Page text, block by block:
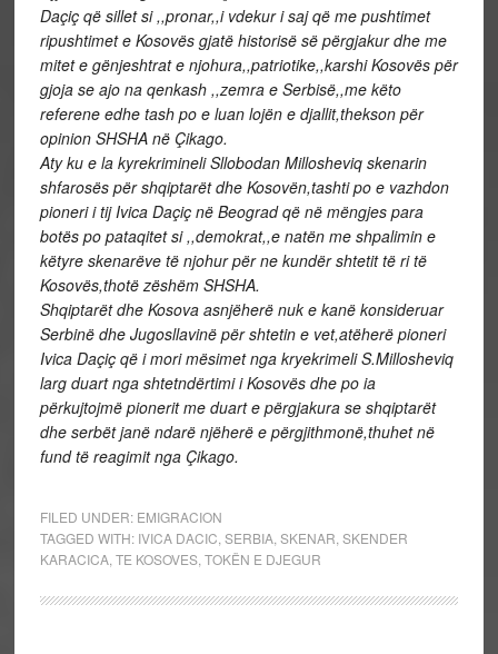
Daçiç që sillet si ,,pronar,,i vdekur i saj që me pushtimet
ripushtimet e Kosovës gjatë historisë së përgjakur dhe me
mitet e gënjeshtrat e njohura,,patriotike,,karshi Kosovës për
gjoja se ajo na qenkash ,,zemra e Serbisë,,me këto
referene edhe tash po e luan lojën e djallit,thekson për
opinion SHSHA në Çikago.
Aty ku e la kyrekrimineli Sllobodan Millosheviq skenarin
shfarosës për shqiptarët dhe Kosovën,tashti po e vazhdon
pioneri i tij Ivica Daçiç në Beograd që në mëngjes para
botës po pataqitet si ,,demokrat,,e natën me shpalimin e
këtyre skenarëve të njohur për ne kundër shtetit të ri të
Kosovës,thotë zëshëm SHSHA.
Shqiptarët dhe Kosova asnjëherë nuk e kanë konsideruar
Serbinë dhe Jugosllavinë për shtetin e vet,atëherë pioneri
Ivica Daçiç që i mori mësimet nga kryekrimeli S.Millosheviq
larg duart nga shtetndërtimi i Kosovës dhe po ia
përkujtojmë pionerit me duart e përgjakura se shqiptarët
dhe serbët janë ndarë njëherë e përgjithmonë,thuhet në
fund të reagimit nga Çikago.
FILED UNDER: EMIGRACION
TAGGED WITH: IVICA DACIC SERBIA, SKENAR SKENDER
KARACICA, TE KOSOVES, TOKËN E DJEGUR